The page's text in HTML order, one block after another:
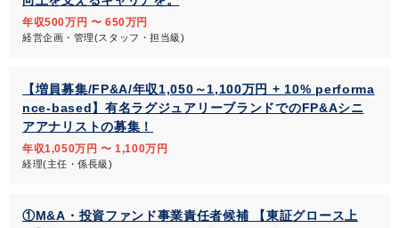
年収500万円 〜 650万円
経営企画・管理(スタッフ・担当級)
【増員募集/FP&A/年収1,050～1,100万円 + 10% performa
nce-based】有名ラグジュアリーブランドでのFP&Aシニ
アアナリストの募集！
年収1,050万円 〜 1,100万円
経理(主任・係長級)
①M&A・投資ファンド事業責任者候補 【東証グロース上